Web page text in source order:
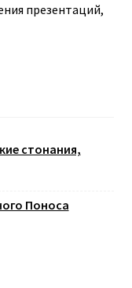
презентаций,
стонания,
Поноса